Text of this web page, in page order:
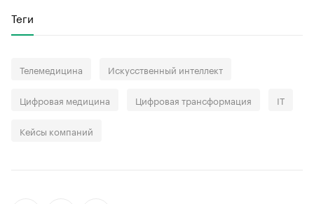
Теги
Телемедицина Искусственный интеллект
Цифровая медицина Цифровая трансформация IT
Кейсы компаний